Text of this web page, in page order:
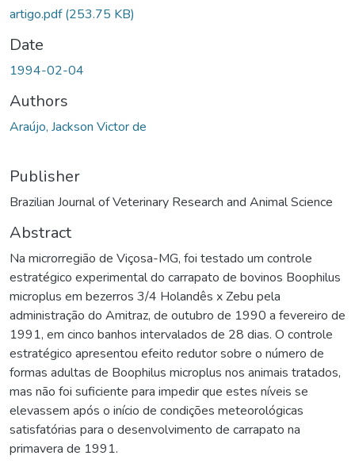
artigo.pdf(253.75 KB)
Date
1994-02-04
Authors
Araújo, Jackson Victor de
Publisher
Brazilian Journal of Veterinary Research and Animal Science
Abstract
Na microrregião de Viçosa-MG, foi testado um controle
estratégico experimental do carrapato de bovinos Boophilus
microplus em bezerros 3/4 Holandês x Zebu pela
administração do Amitraz, de outubro de 1990 a fevereiro de
1991, em cinco banhos intervalados de 28 dias. O controle
estratégico apresentou efeito redutor sobre o número de
formas adultas de Boophilus microplus nos animais tratados,
mas não foi suficiente para impedir que estes níveis se
elevassem após o início de condições meteorológicas
satisfatórias para o desenvolvimento de carrapato na
primavera de 1991.